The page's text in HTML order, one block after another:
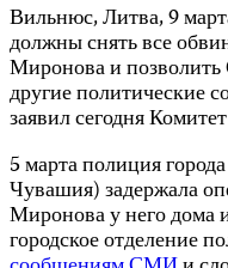
Вильнюс, Литва, 9
должны снять все
Миронова и
другие политические
заявил сегодня
5 марта полиция
Чувашия) задержала
Миронова у него дома
городское отделение